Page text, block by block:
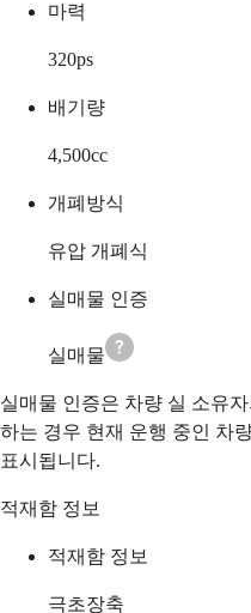
마력
320ps
배기량
4,500cc
개폐방식
유압 개폐식
실매물 인증
실매물
실매물 인증은 차량 실 소유
하는 경우 현재 운행 중인 차
표시됩니다.
적재함 정보
적재함 정보
극초장축